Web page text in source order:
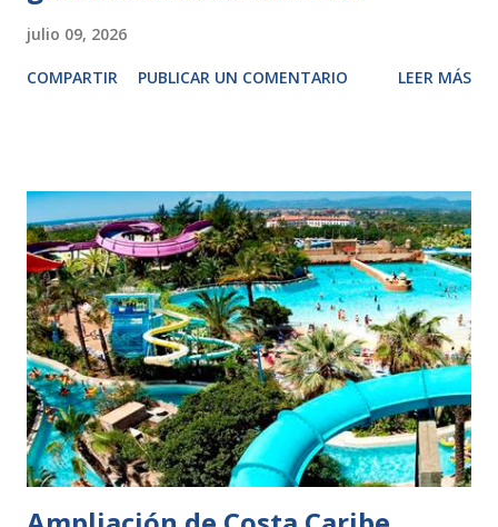
julio 09, 2026
COMPARTIR PUBLICAR UN COMENTARIO LEER MÁS